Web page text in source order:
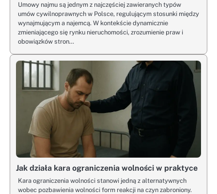
Umowy najmu są jednym z najczęściej zawieranych typów
umów cywilnoprawnych w Polsce, regulującym stosunki między
wynajmującym a najemcą. W kontekście dynamicznie
zmieniającego się rynku nieruchomości, zrozumienie praw i
obowiązków stron…
Jak działa kara ograniczenia wolności w praktyce
Kara ograniczenia wolności stanowi jedną z alternatywnych
wobec pozbawienia wolności form reakcji na czyn zabroniony.